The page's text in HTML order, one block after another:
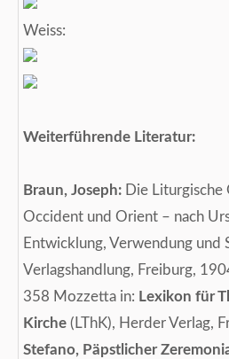
Weiss:
Weiterführende Literatur:
Braun, Joseph: Die Liturgische
Occident und Orient – nach
Entwicklung, Verwendung und
Verlagshandlung, Freiburg,
358 Mozzetta in: Lexikon für
Kirche (LThK), Herder Verlag,
Stefano, Päpstlicher